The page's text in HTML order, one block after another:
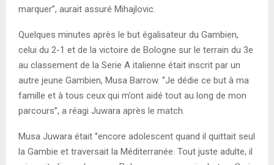
marquer’’, aurait assuré Mihajlovic.
Quelques minutes après le but égalisateur du Gambien,
celui du 2-1 et de la victoire de Bologne sur le terrain du 3e
au classement de la Serie A italienne était inscrit par un
autre jeune Gambien, Musa Barrow. ‘’Je dédie ce but à ma
famille et à tous ceux qui m’ont aidé tout au long de mon
parcours’’, a réagi Juwara après le match.
Musa Juwara était ‘’encore adolescent quand il quittait seul
la Gambie et traversait la Méditerranée. Tout juste adulte, il